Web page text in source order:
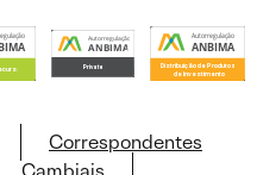
Correspondentes